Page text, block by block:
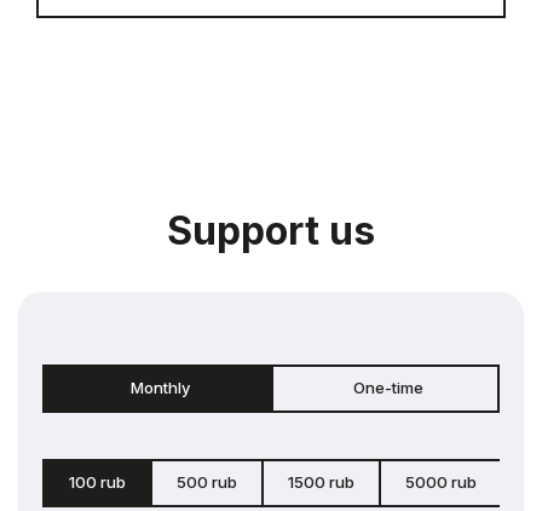
Support us
Monthly One-time
100 rub 500 rub 1500 rub 5000 rub